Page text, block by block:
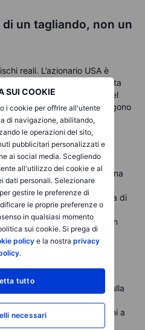
SUI COOKIE
i cookie per offrire all'utente
di navigazione, abilitando,
le operazioni del sito,
pubblicitari personalizzati e
ai social media. Scegliendo
all'utilizzo dei cookie e al
dati personali. Selezionare
gestire le preferenze di
le proprie preferenze o
in qualsiasi momento
sui cookie. Si prega di
policye la nostra privacy
.
tutto
necessari
un tagliando, non un
reali. L’azionario USA è
parte dell’entusiasmo è stata
artificiale. I prezzi del
i rischi geopolitici mantengono
l’asticella si è alzata. Allo
fragile e il rialzo è
narrativa di mercato funziona
ristretto di “pesi
per il 2026: non si tratta di
capire se il portafoglio è
un singolo mercato, da un
per un checkup di lungo
coerenti con l’orizzonte
concentrato sulla
esposizione ad altre aree
C’è liquidità per i bisogni a
non costringa a vendite